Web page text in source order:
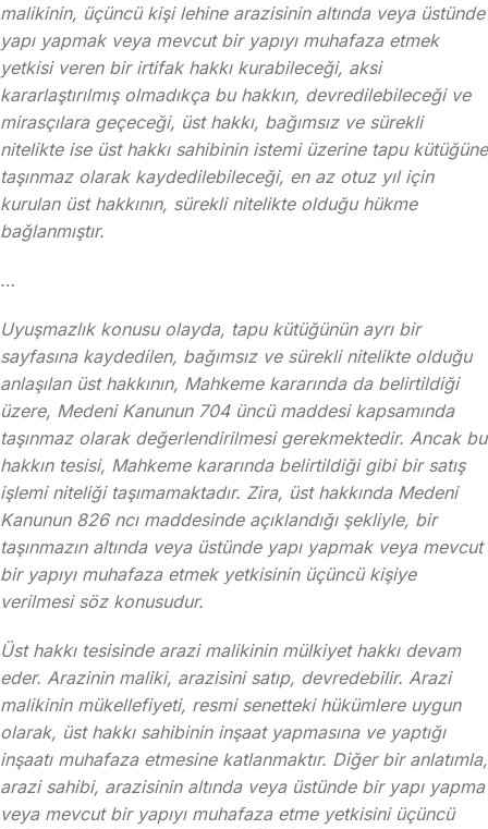
malikinin, üçüncü kişi lehine arazisinin altında veya üstünde
yapı yapmak veya mevcut bir yapıyı muhafaza etmek
yetkisi veren bir irtifak hakkı kurabileceği, aksi
kararlaştırılmış olmadıkça bu hakkın, devredilebileceği ve
mirasçılara geçeceği, üst hakkı, bağımsız ve sürekli
nitelikte ise üst hakkı sahibinin istemi üzerine tapu kütüğüne
taşınmaz olarak kaydedilebileceği, en az otuz yıl için
kurulan üst hakkının, sürekli nitelikte olduğu hükme
bağlanmıştır.
…
Uyuşmazlık konusu olayda, tapu kütüğünün ayrı bir
sayfasına kaydedilen, bağımsız ve sürekli nitelikte olduğu
anlaşılan üst hakkının, Mahkeme kararında da belirtildiği
üzere, Medeni Kanunun 704 üncü maddesi kapsamında
taşınmaz olarak değerlendirilmesi gerekmektedir. Ancak bu
hakkın tesisi, Mahkeme kararında belirtildiği gibi bir satış
işlemi niteliği taşımamaktadır. Zira, üst hakkında Medeni
Kanunun 826 ncı maddesinde açıklandığı şekliyle, bir
taşınmazın altında veya üstünde yapı yapmak veya mevcut
bir yapıyı muhafaza etmek yetkisinin üçüncü kişiye
verilmesi söz konusudur.
Üst hakkı tesisinde arazi malikinin mülkiyet hakkı devam
eder. Arazinin maliki, arazisini satıp, devredebilir. Arazi
malikinin mükellefiyeti, resmi senetteki hükümlere uygun
olarak, üst hakkı sahibinin inşaat yapmasına ve yaptığı
inşaatı muhafaza etmesine katlanmaktır. Diğer bir anlatımla,
arazi sahibi, arazisinin altında veya üstünde bir yapı yapma
veya mevcut bir yapıyı muhafaza etme yetkisini üçüncü